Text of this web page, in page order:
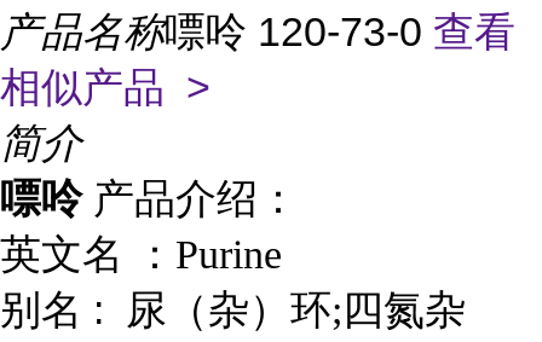
产品名称嘌呤 120-73-0 查看
相似产品 >
简介
嘌呤 产品介绍：
英文名 ： Purine
别名 :
尿（杂）环;四氮杂